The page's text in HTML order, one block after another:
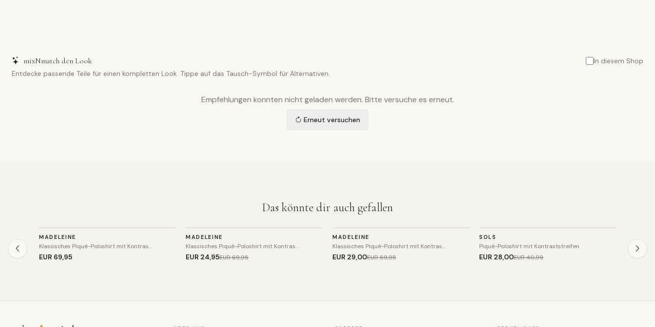
mixNmatch den Look
In diesem Shop
Entdecke passende Teile für einen kompletten Look. Tippe auf das Tausch-Symbol für Alternativen.
Empfehlungen konnten nicht geladen werden. Bitte versuche es erneut.
Erneut versuchen
Das könnte dir auch gefallen
MADELEINE
Klassisches Piqué-Poloshirt mit Kontras…
EUR 69,95
SALE
MADELEINE
Klassisches Piqué-Poloshirt mit Kontras…
EUR 24,95EUR 69,95
SALE
MADELEINE
Klassisches Piqué-Poloshirt mit Kontras…
EUR 29,00EUR 69,95
SALE
SOLS
Piqué-Poloshirt mit Kontraststreifen
EUR 28,00EUR 40,99
SALE
EUR 29